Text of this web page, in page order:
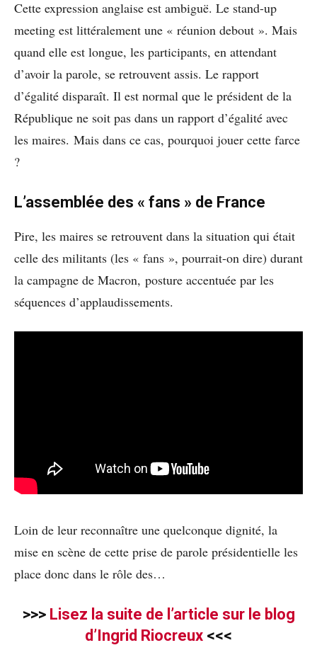
Cette expression anglaise est ambiguë. Le stand-up
meeting est littéralement une « réunion debout ». Mais
quand elle est longue, les participants, en attendant
d’avoir la parole, se retrouvent assis. Le rapport
d’égalité disparaît. Il est normal que le président de la
République ne soit pas dans un rapport d’égalité avec
les maires. Mais dans ce cas, pourquoi jouer cette farce
?
L’assemblée des « fans » de France
Pire, les maires se retrouvent dans la situation qui était
celle des militants (les « fans », pourrait-on dire) durant
la campagne de Macron, posture accentuée par les
séquences d’applaudissements.
Loin de leur reconnaître une quelconque dignité, la
mise en scène de cette prise de parole présidentielle les
place donc dans le rôle des…
>>> Lisez la suite de l’article sur le blog
d’Ingrid Riocreux <<<